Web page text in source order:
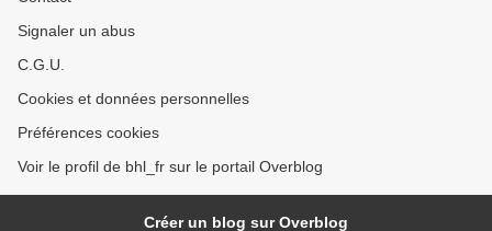
Signaler un abus
C.G.U.
Cookies et données personnelles
Préférences cookies
Voir le profil de bhl_fr sur le portail Overblog
Créer un blog sur Overblog